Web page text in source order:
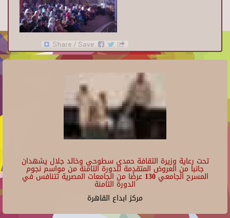
تحت رعاية وزيرة الثقافة حمدي سطوحي وخالد جلال يشهدان
جانبا من العروض المتقدمة للدورة الثامنة من مواسم نجوم
المسرح الجامعي 130 عرضًا من الجامعات المصرية تتنافس في
الدورة الثامنة
مركز ابداع القاهرة